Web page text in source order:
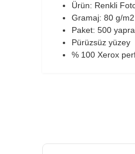
Ürün: Renkli
Gramaj: 80 g/m2
Paket: 500
Pürüzsüz yüzey
% 100 Xerox